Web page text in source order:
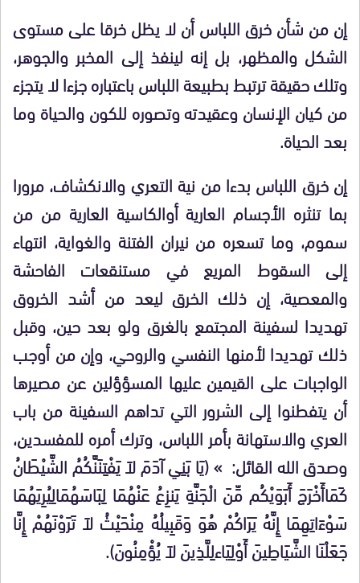
إن من شأن خرق اللباس أن لا يظل خرقا على مستوى
الشكل والمظهر، بل إنه لينفذ إلى المخبر والجوهر،
وتلك حقيقة ترتبط بطبيعة اللباس باعتباره جزءا لا يتجزء
من كيان الإنسان وعقيدته وتصوره للكون والحياة وما
بعد الحياة.
إن خرق اللباس بدءا من نية التعري والانكشاف، مرورا
بما تنثره الأجسام العارية أوالكاسية العارية من من
سموم، وما تسعره من نيران الفتنة والغواية، انتهاء
إلى السقوط المريع في مستنقعات الفاحشة
والمعصية، إن ذلك الخرق ليعد من أشد الخروق
تهديدا لسفينة المجتمع بالغرق ولو بعد حين، وقبل
ذلك تهديدا لأمنها النفسي والروحي، وإن من أوجب
الواجبات على القيمين عليها المسؤؤلين عن مصيرها
أن يتفطنوا إلى الشرور التي تداهم السفينة من باب
العري والاستهانة بأمر اللباس، وترك أمره للمفسدين،
وصدق الله القائل: »)يَا بَنِي آدَمَ لاَ يَفْتِنَنَّكُمُ الشَّيْطَانُ
كَمَاأَخْرَجَ أَبَوَيْكُم مِّنَ الْجَنَّةِ يَنزِعُ عَنْهُمَا لِبَاسَهُمَالِيُرِيَهُمَا
سَوْءَاتِهِمَا إِنَّهُ يَرَاكُمْ هُوَ وَقَبِيلُهُ مِنْحَيْثُ لاَ تَرَوْنَهُمْ إِنَّا
جَعَلْنَا الشَّيَاطِينَ أَوْلِيَاءلِلَّذِينَ لاَ يُؤْمِنُونَ(
.